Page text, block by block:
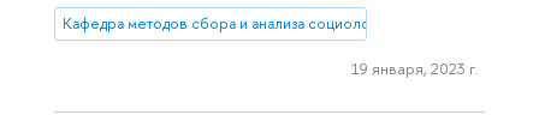
Кафедра методов сбора и анализа социологической информации
19 января, 2023 г.